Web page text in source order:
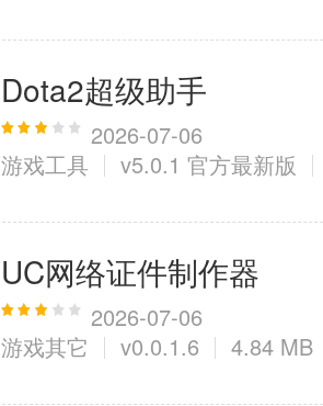
Dota2超级助手
2026-07-06
游戏工具
v5.0.1 官方最新版
UC网络证件制作器
2026-07-06
游戏其它
v0.0.1.6 4.84 MB